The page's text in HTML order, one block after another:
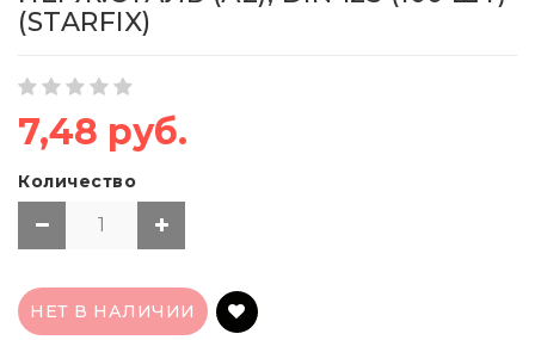
(STARFIX)
7,48 руб.
Количество
НЕТ В НАЛИЧИИ